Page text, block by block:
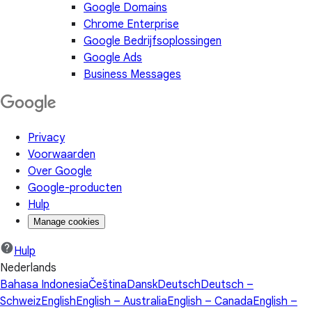
Google Domains
Chrome Enterprise
Google Bedrijfsoplossingen
Google Ads
Business Messages
Privacy
Voorwaarden
Over Google
Google-producten
Hulp
Manage cookies
Hulp
Nederlands
Bahasa IndonesiaČeštinaDanskDeutschDeutsch –
SchweizEnglishEnglish – AustraliaEnglish – CanadaEnglish –